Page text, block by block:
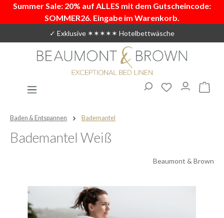
Zum Hauptinhalt springen
Summer Sale: 20% auf ALLES mit dem Gutscheincode:
SOMMER26. Eingabe im Warenkorb.
✓ Exklusive ✶✶✶✶✶ Hotelbettwäsche
Du hast 0
Baden & Entspannen Bademantel
Bademantel Weiß
Beaumont & Brown
Bildergalerie überspringen